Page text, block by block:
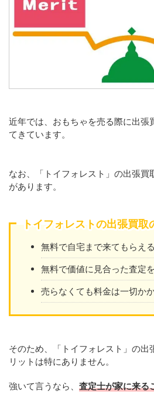
近年では、おもちゃを売る際に出張
てきています。
なお、「トイフォレスト」の出張買
があります。
トイフォレストの出張買取
無料で自宅まで来てもらえる
無料で価値に見合った査定
売らなくても料金は一切かか
そのため、「トイフォレスト」の出
リットは特にありません。
強いて言うなら、 査定士が家に来る